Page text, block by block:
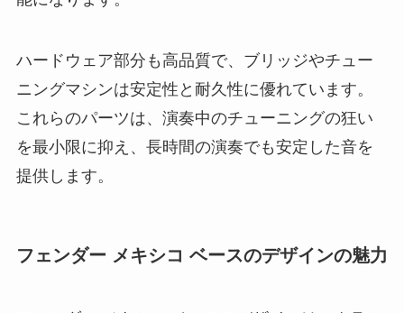
ハードウェア部分も高品質で、ブリッジやチュー
ニングマシンは安定性と耐久性に優れています。
これらのパーツは、演奏中のチューニングの狂い
を最小限に抑え、長時間の演奏でも安定した音を
提供します。
フェンダー メキシコ ベースのデザインの魅力